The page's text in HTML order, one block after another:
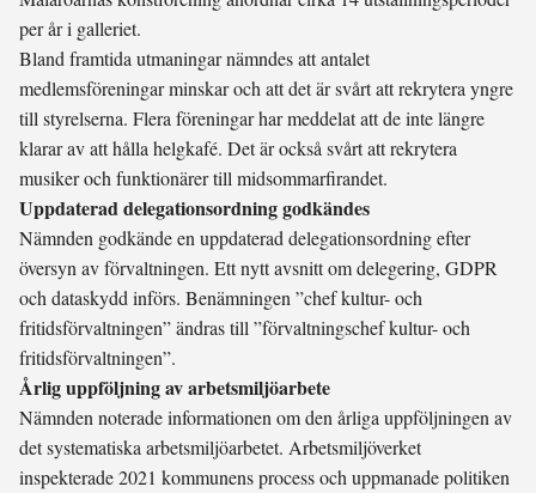
per år i galleriet.
Bland framtida utmaningar nämndes att antalet
medlemsföreningar minskar och att det är svårt att rekrytera yngre
till styrelserna. Flera föreningar har meddelat att de inte längre
klarar av att hålla helgkafé. Det är också svårt att rekrytera
musiker och funktionärer till midsommarfirandet.
Uppdaterad delegationsordning godkändes
Nämnden godkände en uppdaterad delegationsordning efter
översyn av förvaltningen. Ett nytt avsnitt om delegering, GDPR
och dataskydd införs. Benämningen ”chef kultur- och
fritidsförvaltningen” ändras till ”förvaltningschef kultur- och
fritidsförvaltningen”.
Årlig uppföljning av arbetsmiljöarbete
Nämnden noterade informationen om den årliga uppföljningen av
det systematiska arbetsmiljöarbetet. Arbetsmiljöverket
inspekterade 2021 kommunens process och uppmanade politiken